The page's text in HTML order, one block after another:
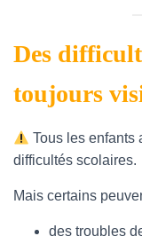
Des
toujours
Tous les
difficultés scolaires.
Mais certains
des troubles